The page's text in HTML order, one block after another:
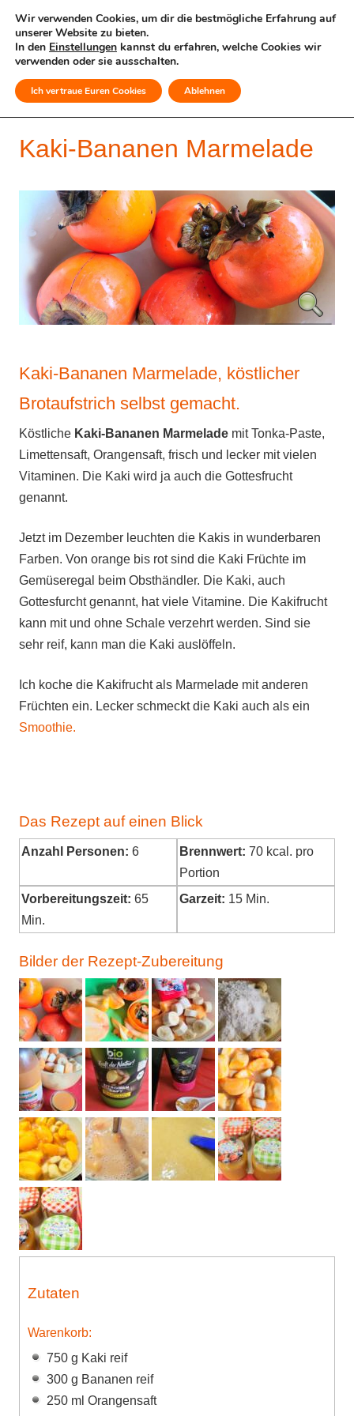
MENÜ
Kaki-Bananen Marmelade
Kaki-Bananen Marmelade, köstlicher
Brotaufstrich selbst gemacht.
Köstliche Kaki-Bananen Marmelade mit Tonka-Paste,
Limettensaft, Orangensaft, frisch und lecker mit vielen
Vitaminen. Die Kaki wird ja auch die Gottesfrucht
genannt.
Jetzt im Dezember leuchten die Kakis in wunderbaren
Farben. Von orange bis rot sind die Kaki Früchte im
Gemüseregal beim Obsthändler. Die Kaki, auch
Gottesfurcht genannt, hatviele Vitamine. Die Kakifrucht
kann mit und ohne Schale verzehrt werden. Sind sie
sehr reif, kann man die Kaki auslöffeln.
Ich koche die Kakifrucht als Marmelade mit anderen
Früchten ein. Lecker schmeckt die Kaki auch als ein
Smoothie.
Das Rezept auf einen Blick
Anzahl Personen: 6 Brennwert: 70 kcal. pro
Portion
Vorbereitungszeit: 65
Min.
Garzeit: 15 Min.
Bilder der Rezept-Zubereitung
Zutaten
Warenkorb:
750 g Kaki reif
300 g Bananen reif
250 ml Orangensaft
Wir verwenden Cookies, um dir die bestmögliche Erfahrung auf
unserer Website zu bieten.
In den Einstellungen kannst du erfahren, welche Cookies wir
verwenden oder sie ausschalten.
Ich vertraue Euren Cookies Ablehnen